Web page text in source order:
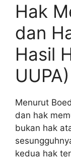
Hak
dan
Hasil
UUPA)
Menurut
dan hak
bukan hak
kedua hak